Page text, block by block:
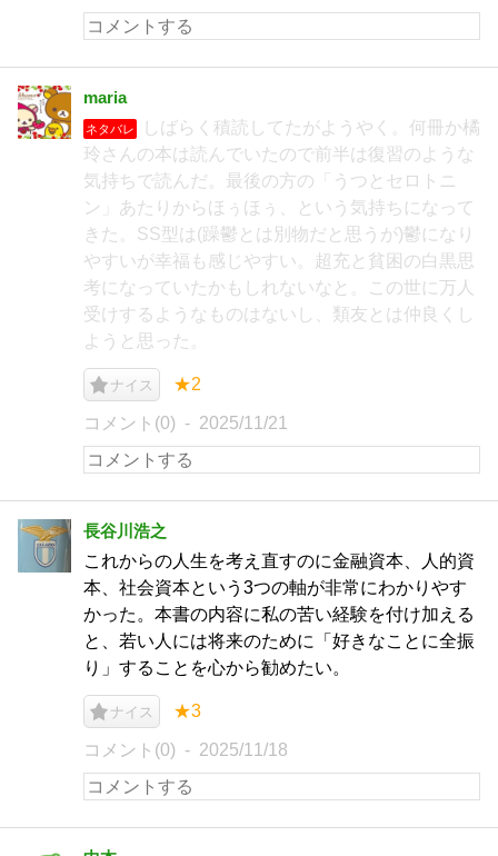
maria
ネタバレ
しばらく積読してたがようやく。何冊か橘
玲さんの本は読んでいたので前半は復習のような
気持ちで読んだ。最後の方の「うつとセロトニ
ン」あたりからほぅほぅ、という気持ちになって
きた。SS型は(躁鬱とは別物だと思うが)鬱になり
やすいが幸福も感じやすい。超充と貧困の白黒思
考になっていたかもしれないなと。この世に万人
受けするようなものはないし、類友とは仲良くし
ようと思った。
ナイス ★2
コメント(0) 2025/11/21
長谷川浩之
これからの人生を考え直すのに金融資本、人的資
本、社会資本という3つの軸が非常にわかりやす
かった。本書の内容に私の苦い経験を付け加える
と、若い人には将来のために「好きなことに全振
り」することを心から勧めたい。
ナイス ★3
コメント(0) 2025/11/18